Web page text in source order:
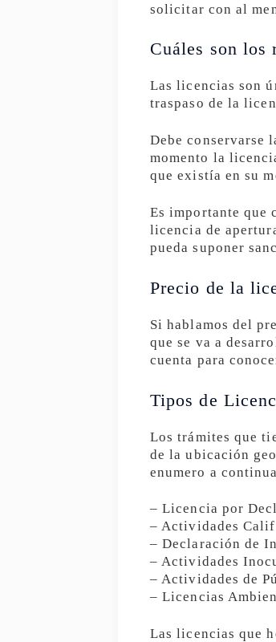
solicitar con al
Cuáles son los
Las licencias son
traspaso de la
Debe conservarse
momento la
que existía en su
Es importante que
licencia de
pueda suponer
Precio de la
Si hablamos del
que se va a
cuenta para
Tipos de
Los trámites que
de la ubicación
enumero a
– Licencia por
– Actividades
– Declaración de
– Actividades
– Actividades de
– Licencias
Las licencias que